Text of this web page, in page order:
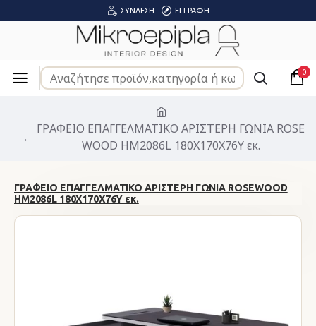
ΣΎΝΔΕΣΗ ΕΓΓΡΑΦΉ
0
ΓΡΑΦΕΙΟ ΕΠΑΓΓΕΛΜΑΤΙΚΟ ΑΡΙΣΤΕΡΗ ΓΩΝΙΑ ROSE
WOOD HM2086L 180X170X76Υ εκ.
ΓΡΑΦΕΙΟ ΕΠΑΓΓΕΛΜΑΤΙΚΟ ΑΡΙΣΤΕΡΗ ΓΩΝΙΑ ROSEWOOD
HM2086L 180X170X76Υ εκ.